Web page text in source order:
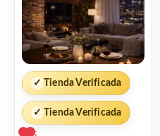
✓ Tienda Verificada
✓ Tienda Verificada